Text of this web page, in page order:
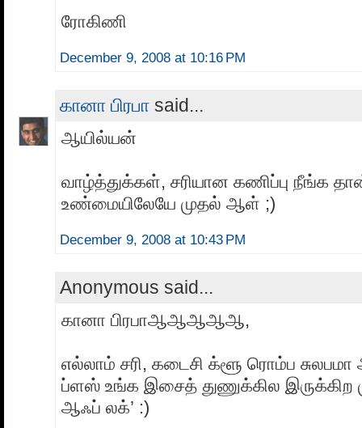
ரோகிணி
December 9, 2008 at 10:16 PM
கானா பிரபா said...
ஆயில்யன்
வாழ்த்துக்கள், சரியான கணிப்பு நீங்க
உண்மையிலேயே முதல் ஆள் ;)
December 9, 2008 at 10:43 PM
Anonymous said...
கானா பிரபாஆஆஆஆஆ,
எல்லாம் சரி, கடைசி க்ளூ ரொம்ப சுலபமா
ப்ளஸ் உங்க இசைத் துணுக்கில இருக்கிற
ஆஃப் லக்’ :)